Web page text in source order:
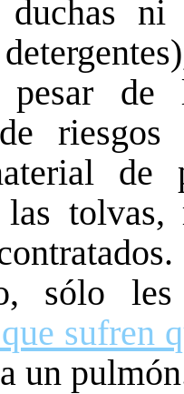
duchas
de
de
tolvas,
sólo
sufren
un